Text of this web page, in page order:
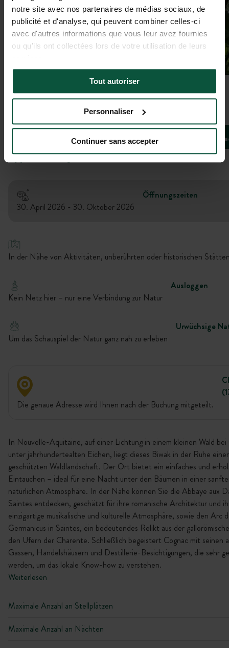
notre site avec nos partenaires de médias sociaux, de
publicité et d'analyse, qui peuvent combiner celles-ci
avec d'autres informations que vous leur avez fournies
ou qu'ils ont collectées lors de votre utilisation de leurs
Tout autoriser
Personnaliser
Continuer sans accepter
Galerie
Les châtaigniers
CHERAC, Nouvelle-Aquitaine, Frankreich
5
(2 Bewertungen)
Öffnungszeiten
30. April 2026 - 30. Oktober 2026
In der Nähe von Aktivitäten, unberührten oder historischen
Ausloggen
Kein Netz hier – nur eine Verbindung zur Natur
Urwüchsige
Um das Schauspiel der Natur ganz nah zu erleben
Die genaue Adresse wird Ihnen nach der Buchung mitgeteilt.
In Nouvelle-Aquitaine, auf einer Lichtung in einem kleinen Wald bei
unter jahrhundertealten Eichen, liegt dieses Biwak in der Ruhe einer
geschützten Waldlandschaft. Der Ort bietet ein einfaches und
Eintauchen – ideal für eine Nacht unter den Bäumen in einer
natürlichen Atmosphäre. In der Nähe können Sie die Abbaye aux
Saintes entdecken, geschätzt für ihre romanische Architektur und
einzigartige musikalische und kulturelle Atmosphäre, sowie den Arc
Germanicus in Saintes, ein bedeutendes Relikt aus der
den Ufern der Charente. Schließlich begeistert Cognac mit seinen
Gassen, Handelshäusern und Destillerie-Besichtigungen, die sehr
werden, um das lokale Know-how zu verstehen.
Weiterlesen
Maximale Anzahl an Stellplätzen
Maximale Anzahl an Nächten